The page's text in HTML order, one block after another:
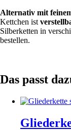
Alternativ mit
Kettchen ist
Silberketten in
bestellen.
Das passt